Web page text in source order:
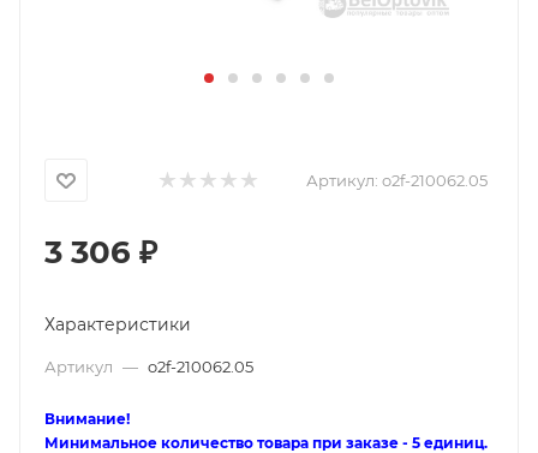
Артикул: o2f-210062.05
3 306 ₽
Характеристики
Артикул — o2f-210062.05
Внимание!
Минимальное количество товара при заказе - 5 единиц.